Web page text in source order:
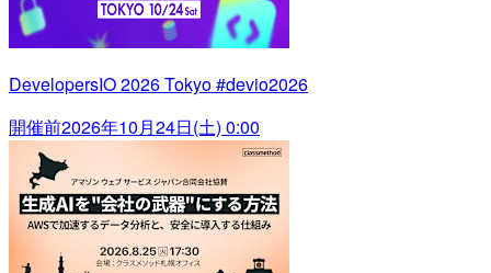
DevelopersIO 2026 Tokyo #devio2026
開催前2026年10月24日(土) 0:00